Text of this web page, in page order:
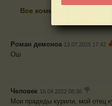
Все комментарии к
Роман демоноа 13.07.2025 17:42
Ош
Человек 16.04.2022 08:36
Мои прадеды курили, мой отец